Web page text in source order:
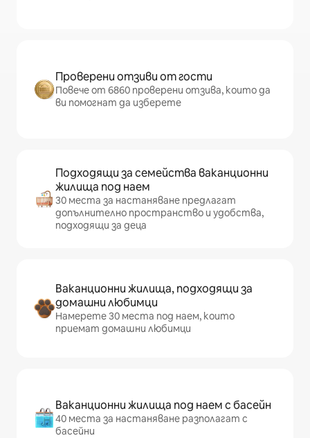
Проверени отзиви от гости
Повече от 6860 проверени отзива, които да
ви помогнат да изберете
Подходящи за семейства ваканционни
жилища под наем
30 места за настаняване предлагат
допълнително пространство и удобства,
подходящи за деца
Ваканционни жилища, подходящи за
домашни любимци
Намерете 30 места под наем, които
приемат домашни любимци
Ваканционни жилища под наем с басейн
40 места за настаняване разполагат с
басейни